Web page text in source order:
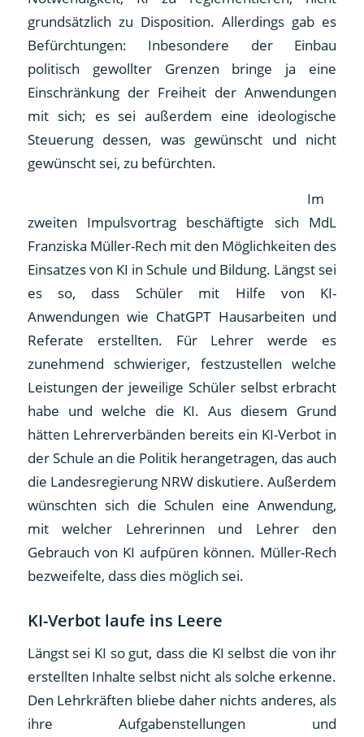
grundsätzlich zu Disposition. Allerdings gab es
Befürchtungen: Inbesondere der Einbau
politisch gewollter Grenzen bringe ja eine
Einschränkung der Freiheit der Anwendungen
mit sich; es sei außerdem eine ideologische
Steuerung dessen, was gewünscht und nicht
gewünscht sei, zu befürchten.
Im
zweiten Impulsvortrag beschäftigte sich MdL
Franziska Müller-Rech mit den Möglichkeiten des
Einsatzes von KI in Schule und Bildung. Längst sei
es so, dass Schüler mit Hilfe von KI-
Anwendungen wie ChatGPT Hausarbeiten und
Referate erstellten. Für Lehrer werde es
zunehmend schwieriger, festzustellen welche
Leistungen der jeweilige Schüler selbst erbracht
habe und welche die KI. Aus diesem Grund
hätten Lehrerverbänden bereits ein KI-Verbot in
der Schule an die Politik herangetragen, das auch
die Landesregierung NRW diskutiere. Außerdem
wünschten sich die Schulen eine Anwendung,
mit welcher Lehrerinnen und Lehrer den
Gebrauch von KI aufpüren können. Müller-Rech
bezweifelte, dass dies möglich sei.
KI-Verbot laufe ins Leere
Längst sei KI so gut, dass die KI selbst die von ihr
erstellten Inhalte selbst nicht als solche erkenne.
Den Lehrkräften bliebe daher nichts anderes, als
ihre Aufgabenstellungen und